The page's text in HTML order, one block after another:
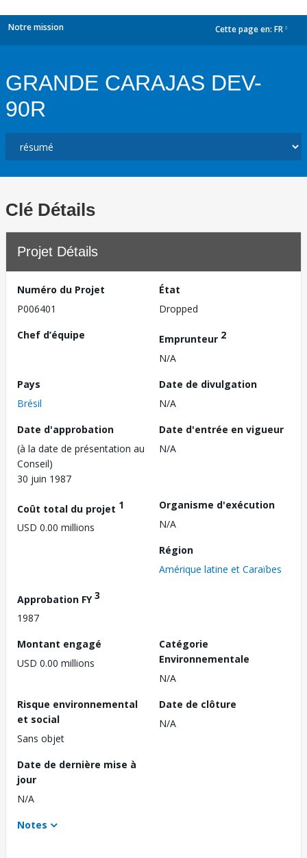
Notre mission Cette page en: FR
GRANDE CARAJAS DEV-
90R
Clé Détails
Projet Détails
Numéro du Projet
P006401
État
Dropped
Chef d’équipe
Emprunteur 2
N/A
Pays
Brésil
Date de divulgation
N/A
Date d'approbation
(à la date de présentation au
Conseil)
30 juin 1987
Date d'entrée en vigueur
N/A
Coût total du projet 1
USD 0.00 millions
Organisme d'exécution
N/A
Région
Amérique latine et Caraïbes
Approbation FY3
1987
Montant engagé
USD 0.00 millions
Catégorie
Environnementale
N/A
Risque environnemental
et social
Sans objet
Date de clôture
N/A
Date de dernière mise à
jour
N/A
Notes